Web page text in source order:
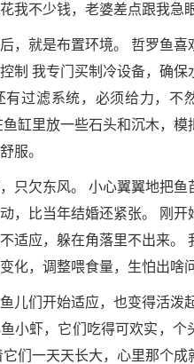
我不少钱，老婆差点跟我急眼
，就是布置环境。 哲罗鱼喜
制 我专门买制冷设备，确保
有过滤系统，必须给力，不
缸里放一些石头和沉木，模
服。
只欠东风。 小心翼翼地把鱼
，比当年结婚还紧张。 刚开
适应，躲在角落里不出来。
化，调整喂食量，生怕出啥
儿们开始适应，也变得活泼
小虾，它们吃得可欢实，个
们一天天长大，心里那个成